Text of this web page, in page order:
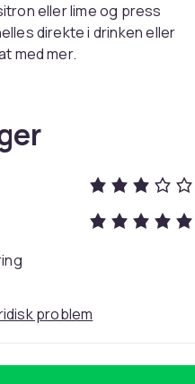
eller lime og press
direkte i drinken eller
med mer.
designen inkluderer et
sitruspressen enkel og
dekkingen av bordet slik
og tilsette
problem